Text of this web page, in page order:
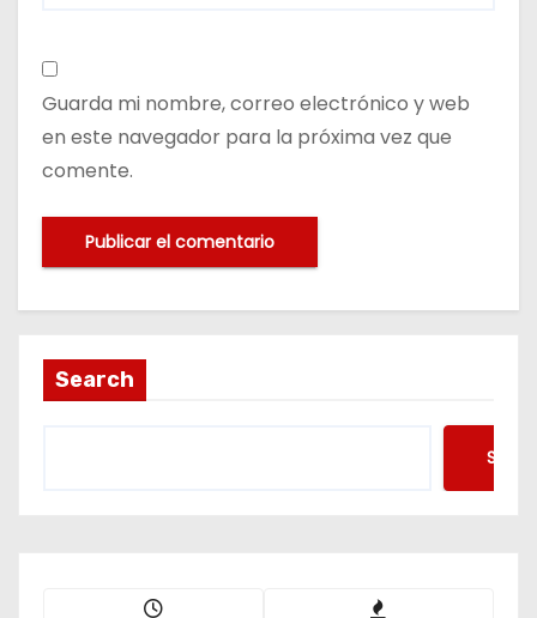
Guarda mi nombre, correo electrónico y web
en este navegador para la próxima vez que
comente.
Search